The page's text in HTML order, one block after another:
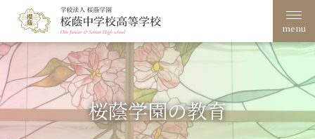
menu
学校案内
桜蔭学園の教育
学校生活
桜蔭学園の教育